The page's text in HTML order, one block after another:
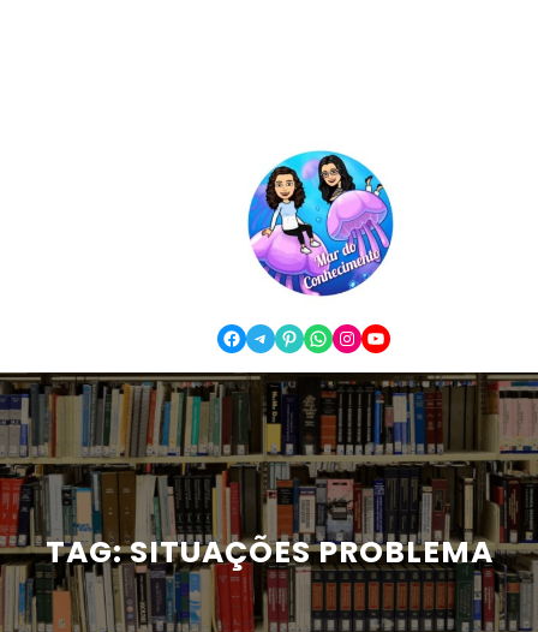
Facebook Telegram Pinterest WhatsApp Instagram YouTube
TAG:SITUAÇÕES PROBLEMA